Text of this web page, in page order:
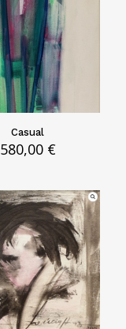
Casual
580,00 €